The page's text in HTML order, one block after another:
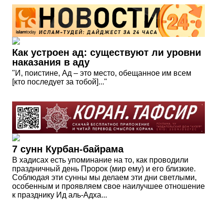
Как устроен ад: существуют ли уровни
наказания в аду
"И, поистине, Ад – это место, обещанное им всем
[кто последует за тобой]..."
7 сунн Курбан-байрама
В хадисах есть упоминание на то, как проводили
праздничный день Пророк (мир ему) и его близкие.
Соблюдая эти сунны мы делаем эти дни светлыми,
особенным и проявляем свое наилучшее отношение
к празднику Ид аль-Адха...